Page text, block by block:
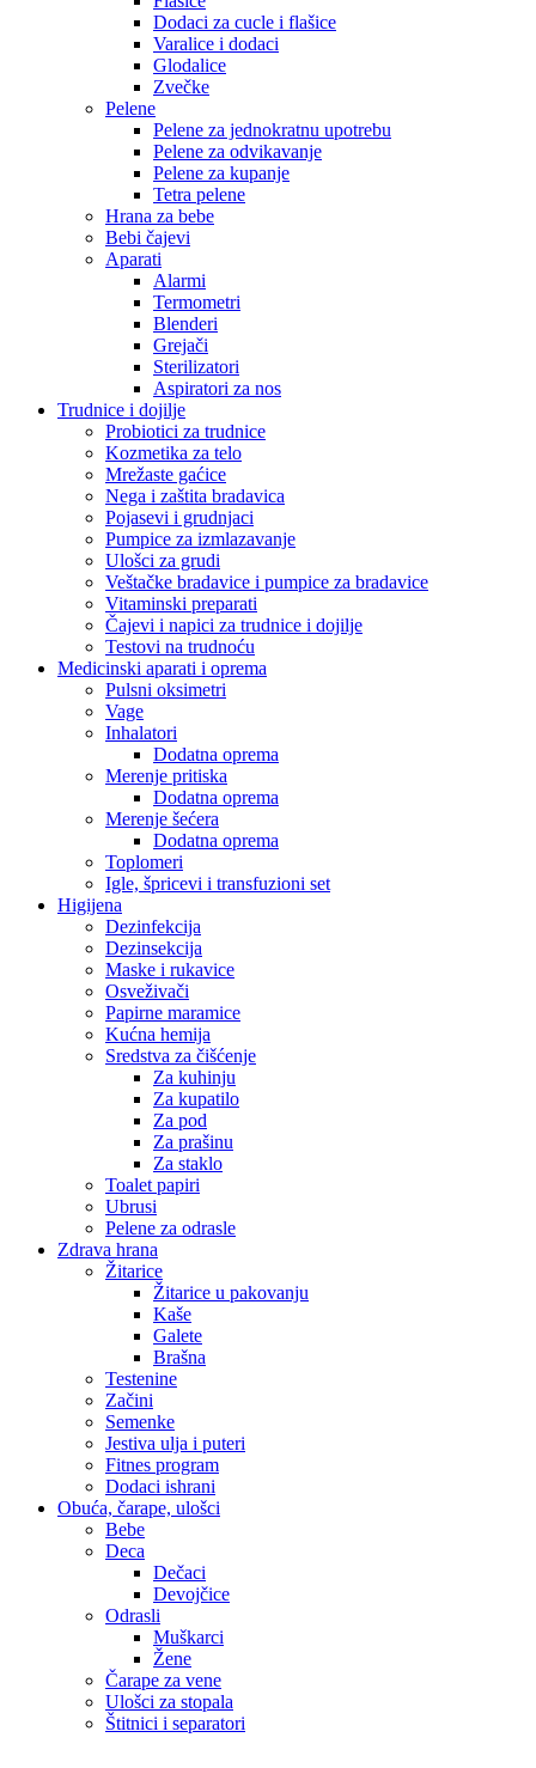
Dodaci za cucle i flašice
Varalice i dodaci
Glodalice
Zvečke
Pelene
Pelene za jednokratnu upotrebu
Pelene za odvikavanje
Pelene za kupanje
Tetra pelene
Hrana za bebe
Bebi čajevi
Aparati
Alarmi
Termometri
Blenderi
Grejači
Sterilizatori
Aspiratori za nos
Trudnice i dojilje
Probiotici za trudnice
Kozmetika za telo
Mrežaste gaćice
Nega i zaštita bradavica
Pojasevi i grudnjaci
Pumpice za izmlazavanje
Ulošci za grudi
Veštačke bradavice i pumpice za bradavice
Vitaminski preparati
Čajevi i napici za trudnice i dojilje
Testovi na trudnoću
Medicinski aparati i oprema
Pulsni oksimetri
Vage
Inhalatori
Dodatna oprema
Merenje pritiska
Dodatna oprema
Merenje šećera
Dodatna oprema
Toplomeri
Igle, špricevi i transfuzioni set
Higijena
Dezinfekcija
Dezinsekcija
Maske i rukavice
Osveživači
Papirne maramice
Kućna hemija
Sredstva za čišćenje
Za kuhinju
Za kupatilo
Za pod
Za prašinu
Za staklo
Toalet papiri
Ubrusi
Pelene za odrasle
Zdrava hrana
Žitarice
Žitarice u pakovanju
Kaše
Galete
Brašna
Testenine
Začini
Semenke
Jestiva ulja i puteri
Fitnes program
Dodaci ishrani
Obuća, čarape, ulošci
Bebe
Deca
Dečaci
Devojčice
Odrasli
Muškarci
Žene
Čarape za vene
Ulošci za stopala
Štitnici i separatori